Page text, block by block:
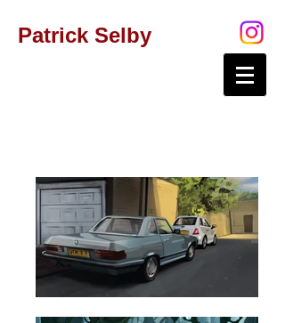
Patrick Selby